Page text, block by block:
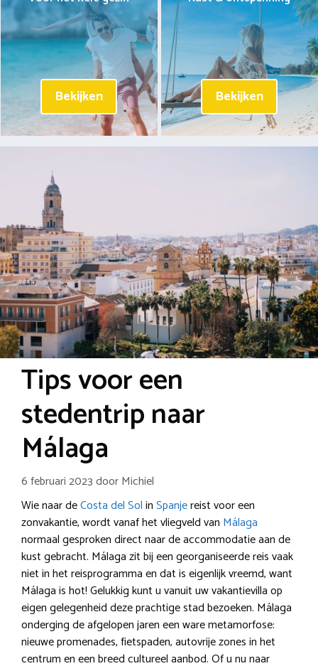
Bekijken Bekijken
Tips voor een
stedentrip naar
Málaga
6 februari 2023doorMichiel
Wie naar deCosta del SolinSpanjereist voor een
zonvakantie, wordt vanaf het vliegveld van Málaga
normaal gesproken direct naar de accommodatie aan de
kust gebracht. Málaga zit bij een georganiseerde reis vaak
niet in het reisprogramma en dat is eigenlijk vreemd, want
Málaga is hot! Gelukkig kunt u vanuit uw vakantievilla op
eigen gelegenheid deze prachtige stad bezoeken. Málaga
onderging de afgelopen jaren een ware metamorfose:
nieuwe promenades, fietspaden, autovrije zones in het
centrum en een breed cultureel aanbod. Of u nu naar